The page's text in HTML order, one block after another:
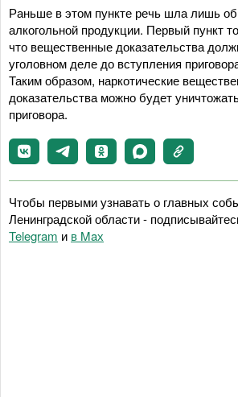
Раньше в этом пункте речь шла лишь
алкогольной продукции. Первый пункт
что вещественные доказательства
уголовном деле до вступления
Таким образом, наркотические
доказательства можно будет
приговора.
Чтобы первыми узнавать о главных
Ленинградской области -
Telegram и в Maх